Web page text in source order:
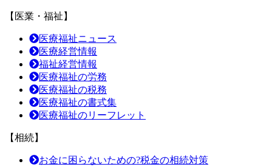
【医業・福祉】
医療福祉ニュース
医療経営情報
福祉経営情報
医療福祉の労務
医療福祉の税務
医療福祉の書式集
医療福祉のリーフレット
【相続】
お金に困らないための?税金の相続対策